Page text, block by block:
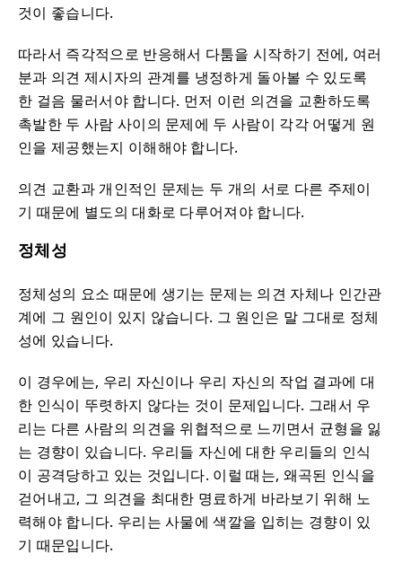
것이 좋습니다.
따라서 즉각적으로 반응해서 다툼을 시작하기 전에, 여러
분과 의견 제시자의 관계를 냉정하게 돌아볼 수 있도록
한 걸음 물러서야 합니다. 먼저 이런 의견을 교환하도록
촉발한 두 사람 사이의 문제에 두 사람이 각각 어떻게 원
인을 제공했는지 이해해야 합니다.
의견 교환과 개인적인 문제는 두 개의 서로 다른 주제이
기 때문에 별도의 대화로 다루어져야 합니다.
정체성
정체성의 요소 때문에 생기는 문제는 의견 자체나 인간관
계에 그 원인이 있지 않습니다. 그 원인은 말 그대로 정체
성에 있습니다.
이 경우에는, 우리 자신이나 우리 자신의 작업 결과에 대
한 인식이 뚜렷하지 않다는 것이 문제입니다. 그래서 우
리는 다른 사람의 의견을 위협적으로 느끼면서 균형을 잃
는 경향이 있습니다. 우리들 자신에 대한 우리들의 인식
이 공격당하고 있는 것입니다. 이럴 때는, 왜곡된 인식을
걷어내고, 그 의견을 최대한 명료하게 바라보기 위해 노
력해야 합니다. 우리는 사물에 색깔을 입히는 경향이 있
기 때문입니다.